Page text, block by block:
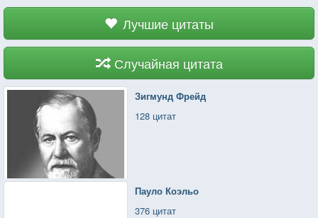
Лучшие цитаты
Случайная цитата
Зигмунд Фрейд
128 цитат
Пауло Коэльо
376 цитат